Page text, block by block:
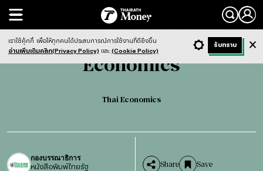
Search
Economics Thai Economics
Economics
Thai Economics
กองบรรณาธิการ
หนังสือพิมพ์ไทยรัฐ Share Save
- ก + ก Dark ฟังข่าว
เราใช้คุ้กกี้ เพื่อให้ทุกคนได้ประสบการณ์การใช้งานที่ดียิ่งขึ้น
อ่านเพิ่มเติมคลิก(Privacy Policy) และ (Cookie Policy)
รับทราบ